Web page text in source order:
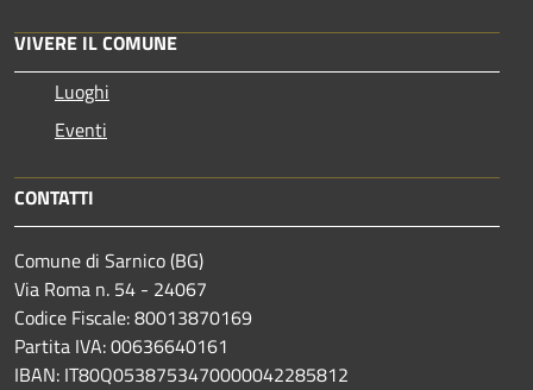
VIVERE IL COMUNE
Luoghi
Eventi
CONTATTI
Comune di Sarnico (BG)
Via Roma n. 54 - 24067
Codice Fiscale: 80013870169
Partita IVA: 00636640161
IBAN: IT80Q0538753470000042285812